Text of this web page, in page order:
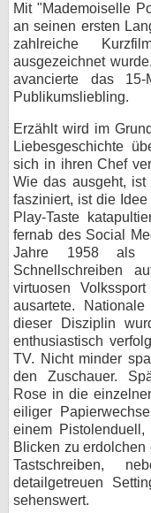
Mit "Mademoiselle
an seinen ersten
zahlreiche
ausgezeichnet
avancierte das 15-
Publikumsliebling.
Erzählt wird im
Liebesgeschichte
sich in ihren Chef
Wie das ausgeht, ist
fasziniert, ist die
Play-Taste
fernab des Social
Jahre 1958 als
Schnellschreiben
virtuosen
ausartete.
dieser Disziplin
enthusiastisch
TV. Nicht minder
den Zuschauer.
Rose in die
eiliger
einem
Blicken zu
Tastschreiben,
detailgetreuen
sehenswert.